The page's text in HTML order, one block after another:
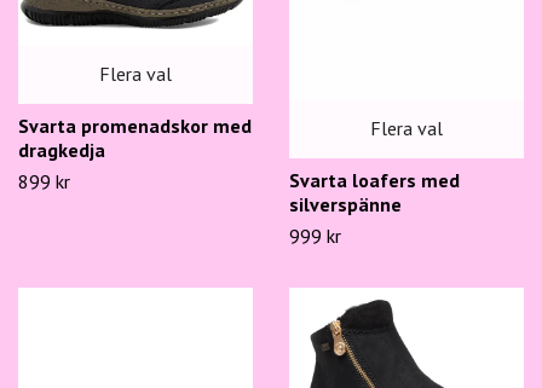
Flera val
Svarta promenadskor med
dragkedja
899 kr
Flera val
Svarta loafers med
silverspänne
999 kr